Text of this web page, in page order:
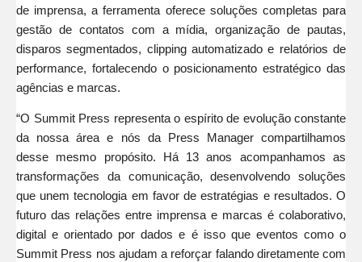
de imprensa, a ferramenta oferece soluções completas para
gestão de contatos com a mídia, organização de pautas,
disparos segmentados, clipping automatizado e relatórios de
performance, fortalecendo o posicionamento estratégico das
agências e marcas.
“O Summit Press representa o espírito de evolução constante
da nossa área e nós da Press Manager compartilhamos
desse mesmo propósito. Há 13 anos acompanhamos as
transformações da comunicação, desenvolvendo soluções
que unem tecnologia em favor de estratégias e resultados. O
futuro das relações entre imprensa e marcas é colaborativo,
digital e orientado por dados e é isso que eventos como o
Summit Press nos ajudam a reforçar falando diretamente com